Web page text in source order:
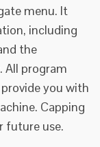
menu. It
including
the
All program
you with
Capping
future use.